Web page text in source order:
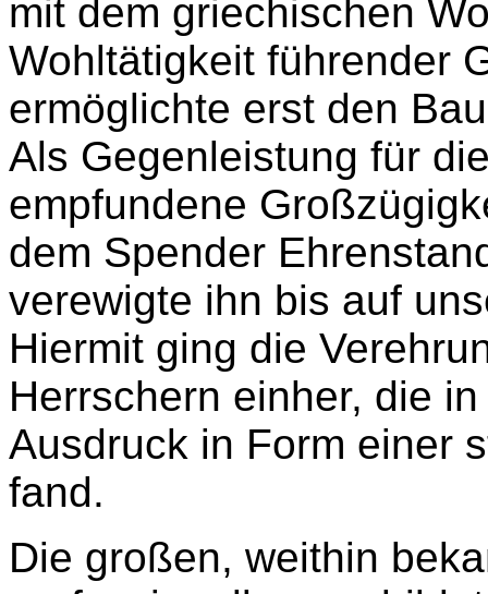
mit dem griechischen
Wohltätigkeit führender
ermöglichte erst den
Als Gegenleistung für
empfundene
dem Spender
verewigte ihn bis auf
Hiermit ging die
Herrschern einher, die
Ausdruck in Form einer
fand.
Die großen, weithin